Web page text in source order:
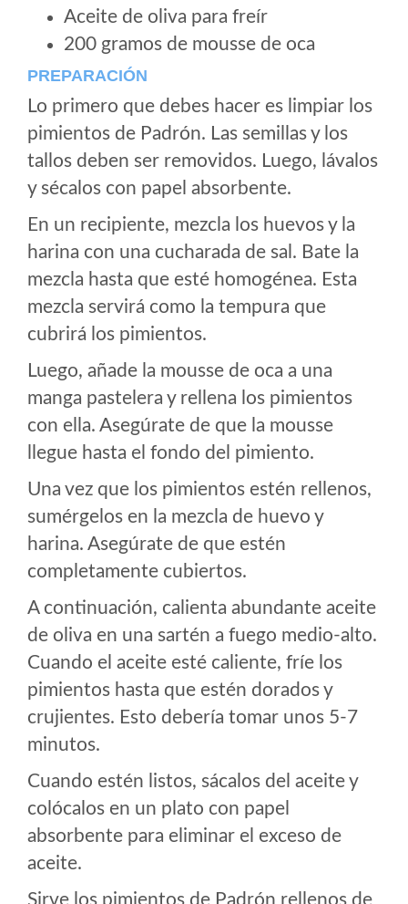
Aceite de oliva para freír
200 gramos de mousse de oca
PREPARACIÓN
Lo primero que debes hacer es limpiar los
pimientos de Padrón. Las semillas y los
tallos deben ser removidos. Luego, lávalos
y sécalos con papel absorbente.
En un recipiente, mezcla los huevos y la
harina con una cucharada de sal. Bate la
mezcla hasta que esté homogénea. Esta
mezcla servirá como la tempura que
cubrirá los pimientos.
Luego, añade la mousse de oca a una
manga pastelera y rellena los pimientos
con ella. Asegúrate de que la mousse
llegue hasta el fondo del pimiento.
Una vez que los pimientos estén rellenos,
sumérgelos en la mezcla de huevo y
harina. Asegúrate de que estén
completamente cubiertos.
A continuación, calienta abundante aceite
de oliva en una sartén a fuego medio-alto.
Cuando el aceite esté caliente, fríe los
pimientos hasta que estén dorados y
crujientes. Esto debería tomar unos 5-7
minutos.
Cuando estén listos, sácalos del aceite y
colócalos en un plato con papel
absorbente para eliminar el exceso de
aceite.
Sirve los pimientos de Padrón rellenos de